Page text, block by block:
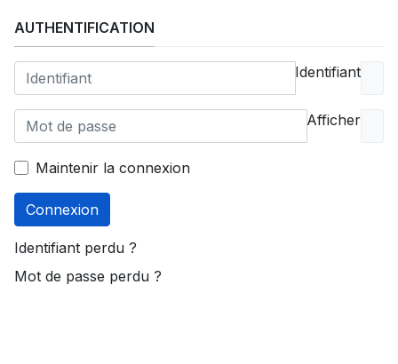
AUTHENTIFICATION
Identifiant
Afficher
Maintenir la connexion
Connexion
Identifiant perdu ?
Mot de passe perdu ?